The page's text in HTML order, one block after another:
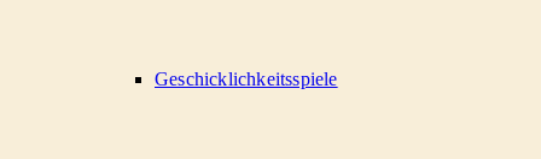
Geschicklichkeitsspiele